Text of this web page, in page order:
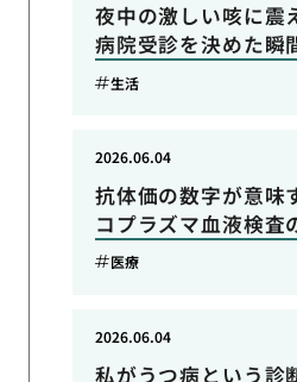
夜中の激しい咳に震
病院受診を決めた瞬
生活
抗体価の数字が意味
コプラズマ血液検査
2026.06.04
医療
私がうつ病という診
2026.06.04